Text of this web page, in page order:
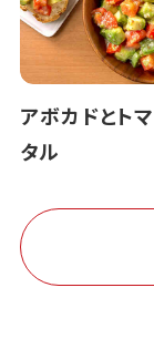
アボカドとト
タル